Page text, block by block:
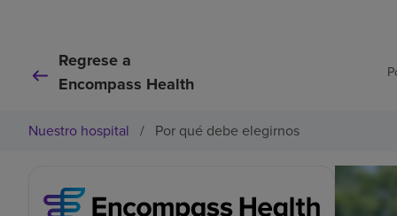
Regrese a
Encompass Health
Nuestro hospital / Por qué debe elegirnos